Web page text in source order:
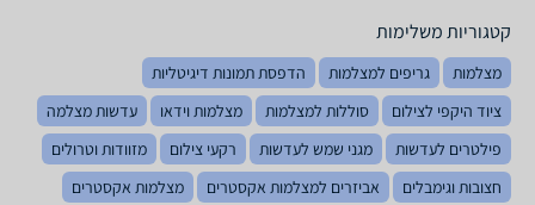
קטגוריות משלימות
מצלמות גריפים למצלמות
הדפסת תמונות דיגיטליות
ציוד היקפי לצילום
סוללות למצלמות מצלמות וידאו
עדשות מצלמה
פילטרים לעדשות
מגני שמש לעדשות רקעי צילום
מזוודות וטרולים
חצובות וגימבלים
אביזרים למצלמות אקסטרים
מצלמות אקסטרים